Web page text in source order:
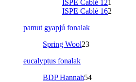
ISPE Cablé 121
ISPE Cablé 162
pamut gyapjú fonalak
Spring Wool23
eucalyptus fonalak
BDP Hannah54